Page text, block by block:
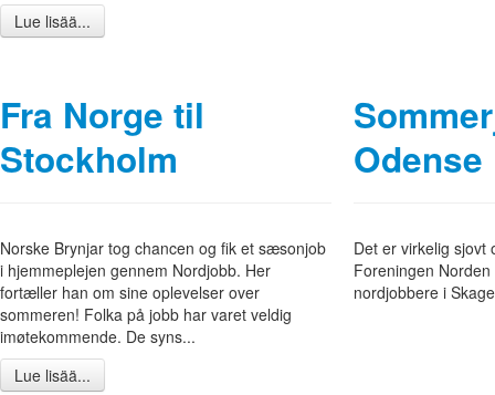
Lue lisää...
Fra Norge til
Stockholm
Norske Brynjar tog chancen og fik et sæsonjob
i hjemmeplejen gennem Nordjobb. Her
fortæller han om sine oplevelser over
sommeren! Folka på jobb har varet veldig
imøtekommende. De syns...
Lue lisää...
Odense
Det er virkelig sjovt
Foreningen
nordjobbere i